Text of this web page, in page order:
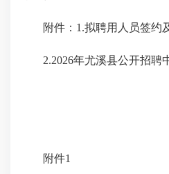
附件：1.拟聘用人员签约
2.2026年尤溪县公开招聘
附件1